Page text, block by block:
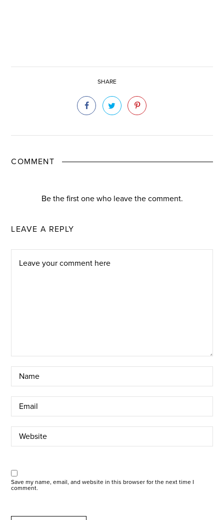
SHARE
COMMENT
Be the first one who leave the comment.
LEAVE A REPLY
Save my name, email, and website in this browser for the next time I
comment.